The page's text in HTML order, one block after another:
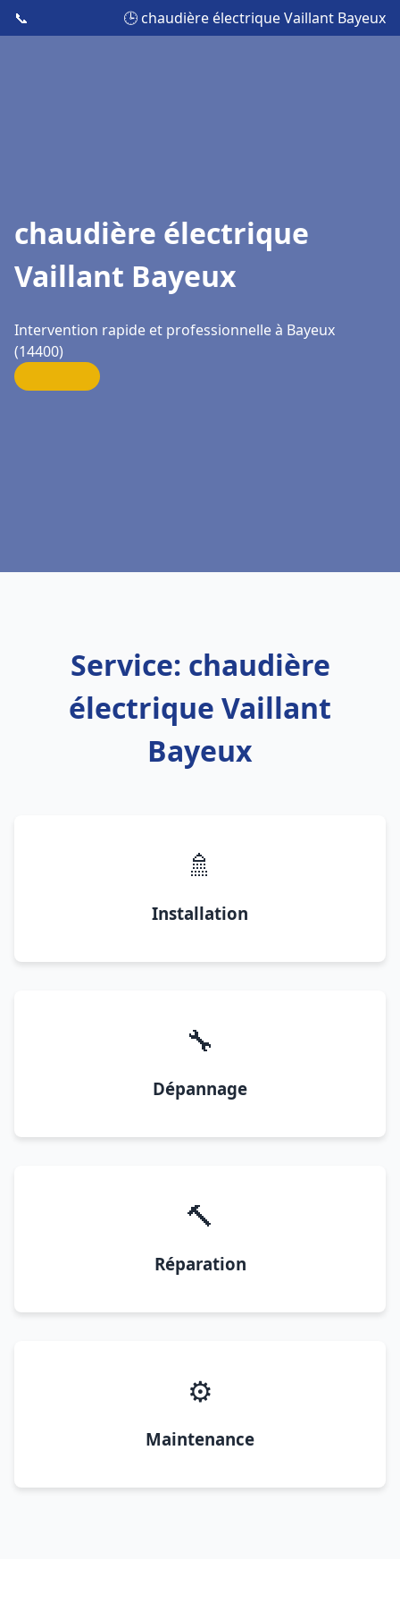
📞 🕒 chaudière électrique Vaillant Bayeux
chaudière électrique
Vaillant Bayeux
Intervention rapide et professionnelle à Bayeux
(14400)
Service: chaudière
électrique Vaillant
Bayeux
🚿
Installation
🔧
Dépannage
🔨
Réparation
⚙️
Maintenance